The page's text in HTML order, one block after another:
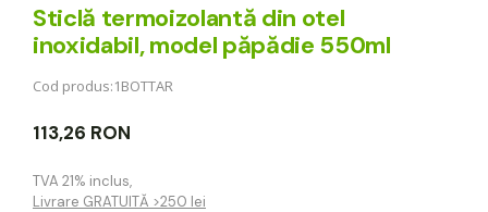
Sticlă termoizolantă din otel
inoxidabil, model păpădie 550ml
Cod produs:1BOTTAR
113,26 RON
TVA 21% inclus,
Livrare GRATUITĂ >250 lei